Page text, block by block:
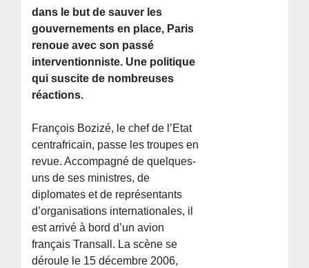
dans le but de sauver les
gouvernements en place, Paris
renoue avec son passé
interventionniste. Une politique
qui suscite de nombreuses
réactions.
François Bozizé, le chef de l’Etat
centrafricain, passe les troupes en
revue. Accompagné de quelques-
uns de ses ministres, de
diplomates et de représentants
d’organisations internationales, il
est arrivé à bord d’un avion
français Transall. La scène se
déroule le 15 décembre 2006,